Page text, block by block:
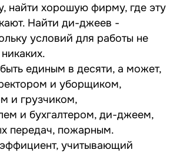
найти хорошую фирму, где эту
Найти ди-джеев -
условий для работы не
единым в десяти, а может,
и уборщиком,
и грузчиком,
и бухгалтером, ди-джеем,
передач, пожарным.
учитывающий